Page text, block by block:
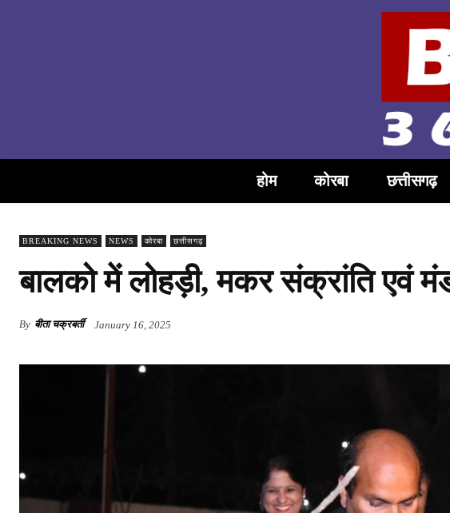
होम कोरबा छत्तीसगढ़
BREAKING NEWS NEWS कोरबा छत्तीसगढ़
बालको में लोहड़ी, मकर संक्रांति एवं
By बीता चक्रबर्ती January 16, 2025